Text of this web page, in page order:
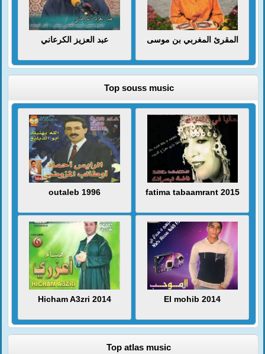
عبد العزيز الكرعاني المقرئ المغربي بن موسى
Top souss music
outaleb 1996 fatima tabaamrant 2015
Hicham A3zri 2014 El mohib 2014
Top atlas music